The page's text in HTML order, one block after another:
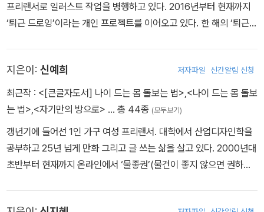
프리랜서로 일러스트 작업을 병행하고 있다. 2016년부터 현재까지
‘퇴근 드로잉’이라는 개인 프로젝트를 이어오고 있다. 한 해의 ‘퇴근
어》, 《돌봄과 작업》에 일러스트로 참여했고, 그림책 《백 살이 되면》
에 그림을 그렸다.
지은이: 신예희 저자파일 신간알림 신청
최근작 : <[큰글자도서] 나이 드는 몸 돌보는 법>,<나이 드는 몸 돌보
는 법>,<자기만의 방으로> … 총 44종 (모두보기)
갱년기에 들어선 1인 가구 여성 프리랜서. 대학에서 산업디자인학을
공부하고 25년 넘게 만화 그리고 글 쓰는 삶을 살고 있다. 2000년대
초반부터 현재까지 온라인에서 ‘물좋권’(물건이 좋지 않으면 권하지